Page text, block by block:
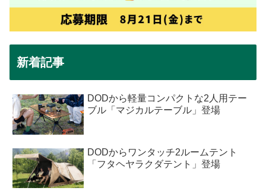
新着記事
DODから軽量コンパクトな2人用テー
ブル「マジカルテーブル」登場
DODからワンタッチ2ルームテント
「フタヘヤラクダテント」登場